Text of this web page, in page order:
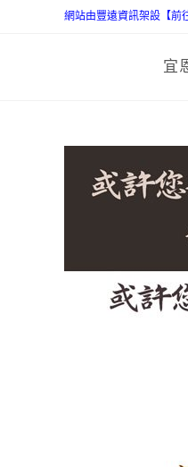
網站由豐遠資訊架設【前
宜